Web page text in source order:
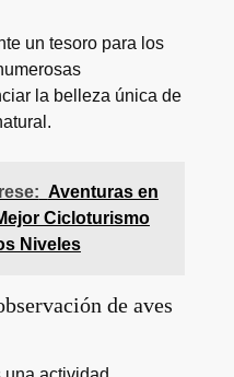
un tesoro para los
la belleza única de
Aventuras en
Cicloturismo
Niveles
de aves